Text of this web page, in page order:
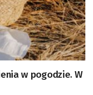
w pogodzie. W